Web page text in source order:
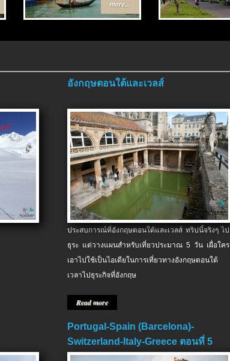
more...
อังกฤษตอนใต้และเวลส์
ประสบการณ์ที่อังกฤษตอนใต้และเวลส์ ทริปนี้จริงๆ ไป
ธุระ แต่วางแผนสำหรับเที่ยวประมาณ 5 วัน เผื่อใคร
เอาไปใช้เป็นไอเดียในการเที่ยวทางอังกฤษตอนใต้
เวลาไปธุระกิจที่อังกฤษ
Read more
Portugal-Spain (Barcelona)-
Switzerland-Italy-Greece ตอนที่ 5